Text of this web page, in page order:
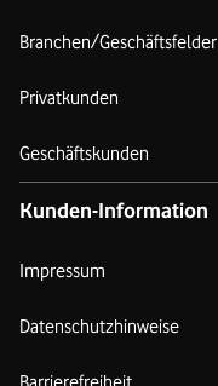
Branchen/Geschäftsfelder
Privatkunden
Geschäftskunden
Kunden-Information
Impressum
Datenschutzhinweise